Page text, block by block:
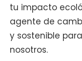
tu impacto
agente de
y sostenible
nosotros.